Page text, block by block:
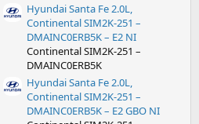
Hyundai Santa Fe 2.0L,
Continental SIM2K-251 –
DMAINC0ERB5K – E2 NI
Continental SIM2K-251 –
DMAINC0ERB5K
Hyundai Santa Fe 2.0L,
Continental SIM2K-251 –
DMAINC0ERB5K – E2 GBO NI